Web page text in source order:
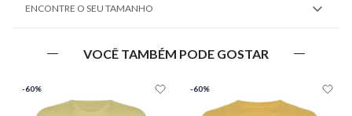
ENCONTRE O SEU TAMANHO
VOCÊ TAMBÉM PODE GOSTAR
-60% -60%